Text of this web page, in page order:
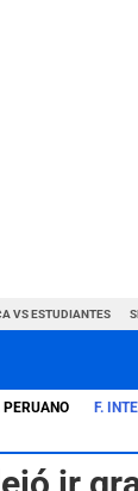
VS ESTUDIANTES
PERUANO F.